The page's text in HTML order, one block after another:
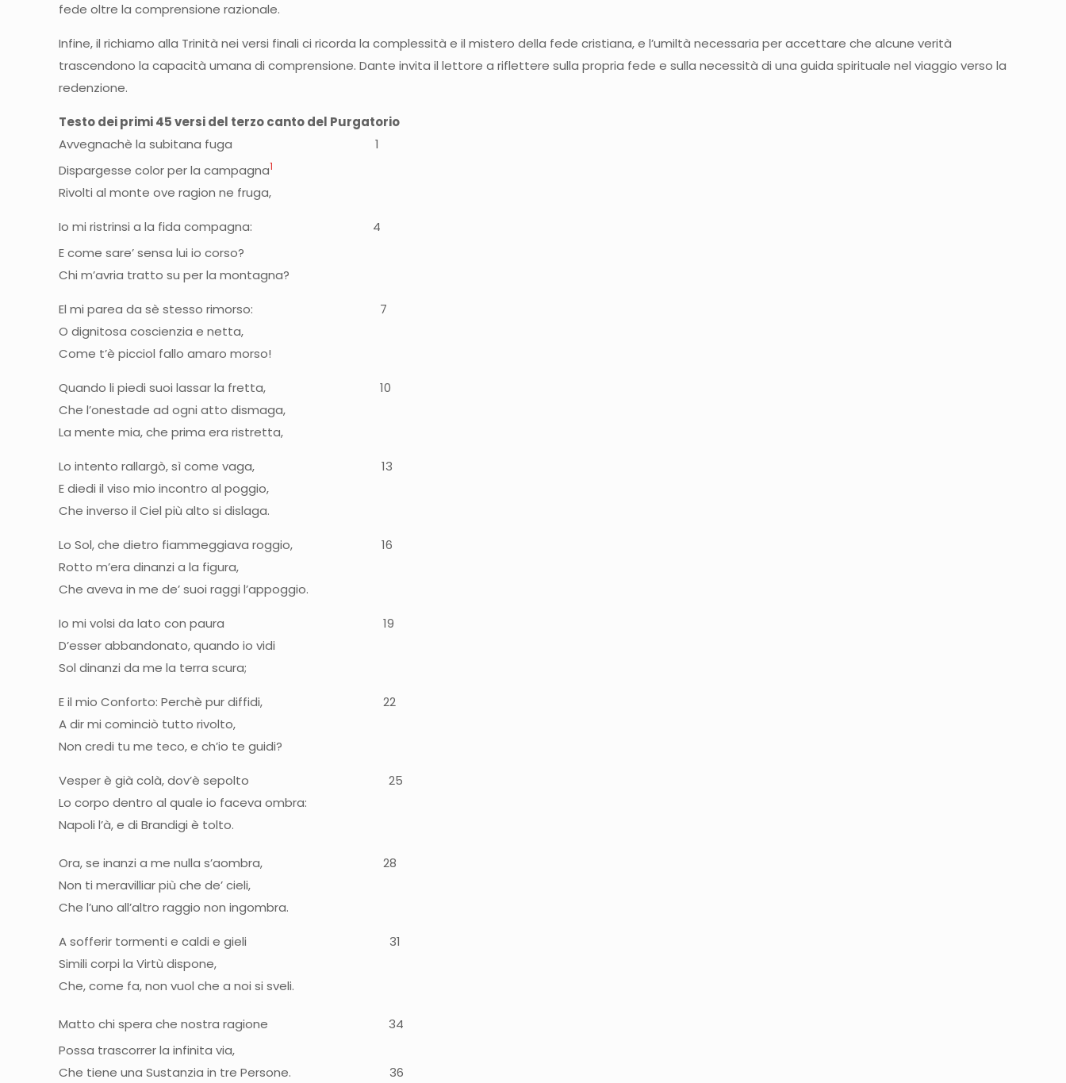
fede oltre la comprensione razionale.
Infine, il richiamo alla Trinità nei versi finali ci ricorda la complessità e il mistero della fede cristiana, e l’umiltà necessaria per accettare che alcune verità
trascendono la capacità umana di comprensione. Dante invita il lettore a riflettere sulla propria fede e sulla necessità di una guida spirituale nel viaggio verso la
redenzione.
Testo dei primi 45 versi del terzo canto del Purgatorio
Avvegnachè la subitana fuga 1
Dispargesse color per la campagna1
Rivolti al monte ove ragion ne fruga,
Io mi ristrinsi a la fida compagna: 4
E come sare’ sensa lui io corso?
Chi m’avria tratto su per la montagna?
El mi parea da sè stesso rimorso: 7
O dignitosa coscienzia e netta,
Come t’è picciol fallo amaro morso!
Quando li piedi suoi lassar la fretta, 10
Che l’onestade ad ogni atto dismaga,
La mente mia, che prima era ristretta,
Lo intento rallargò, sì come vaga, 13
E diedi il viso mio incontro al poggio,
Che inverso il Ciel più alto si dislaga.
Lo Sol, che dietro fiammeggiava roggio, 16
Rotto m’era dinanzi a la figura,
Che aveva in me de’ suoi raggi l’appoggio.
Io mi volsi da lato con paura 19
D’esser abbandonato, quando io vidi
Sol dinanzi da me la terra scura;
E il mio Conforto: Perchè pur diffidi, 22
A dir mi cominciò tutto rivolto,
Non credi tu me teco, e ch’io te guidi?
Vesper è già colà, dov’è sepolto 25
Lo corpo dentro al quale io faceva ombra:
Napoli l’à, e di Brandigi è tolto.
Ora, se inanzi a me nulla s’aombra, 28
Non ti meravilliar più che de’ cieli,
Che l’uno all’altro raggio non ingombra.
A sofferir tormenti e caldi e gieli31
Simili corpi la Virtù dispone,
Che, come fa, non vuol che a noi si sveli.
Matto chi spera che nostra ragione34
Possa trascorrer la infinita via,
Che tiene una Sustanzia in tre Persone. 36